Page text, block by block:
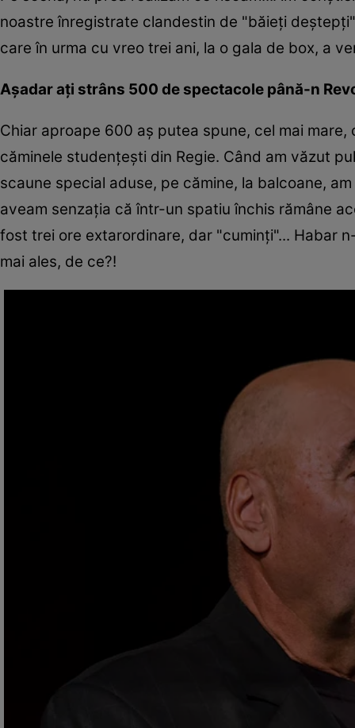
noastre înregistrate clandestin de "băieți
care în urma cu vreo trei ani, la o gala de box, a
Așadar ați strâns 500 de spectacole până-n
Chiar aproape 600 aș putea spune, cel mai
căminele studențești din Regie. Când am văzut
scaune special aduse, pe cămine, la balcoane,
aveam senzația că într-un spatiu închis rămâne
fost trei ore extarordinare, dar "cuminți"... Habar
mai ales, de ce?!